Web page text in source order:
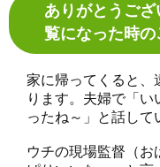
ありがとうご
覧になった時の
家に帰ってくると、
ります。夫婦で「
ったね～」と話して
ウチの現場監督（お